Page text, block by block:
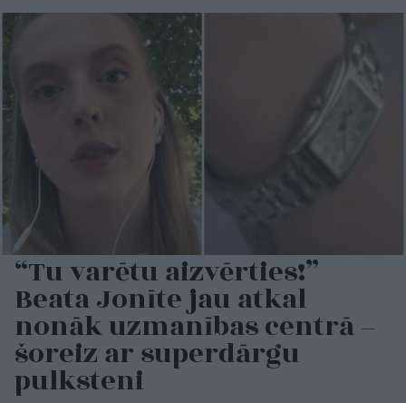
“Tu varētu aizvērties!”
Beata Jonīte jau atkal
nonāk uzmanības centrā –
šoreiz ar superdārgu
pulksteni